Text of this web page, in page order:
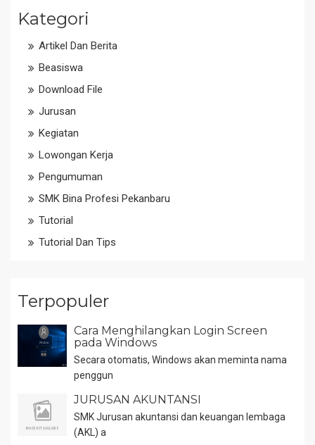
Kategori
Artikel Dan Berita
Beasiswa
Download File
Jurusan
Kegiatan
Lowongan Kerja
Pengumuman
SMK Bina Profesi Pekanbaru
Tutorial
Tutorial Dan Tips
Terpopuler
Cara Menghilangkan Login Screen
pada Windows
Secara otomatis, Windows akan meminta nama
penggun
JURUSAN AKUNTANSI
SMK Jurusan akuntansi dan keuangan lembaga
(AKL) a